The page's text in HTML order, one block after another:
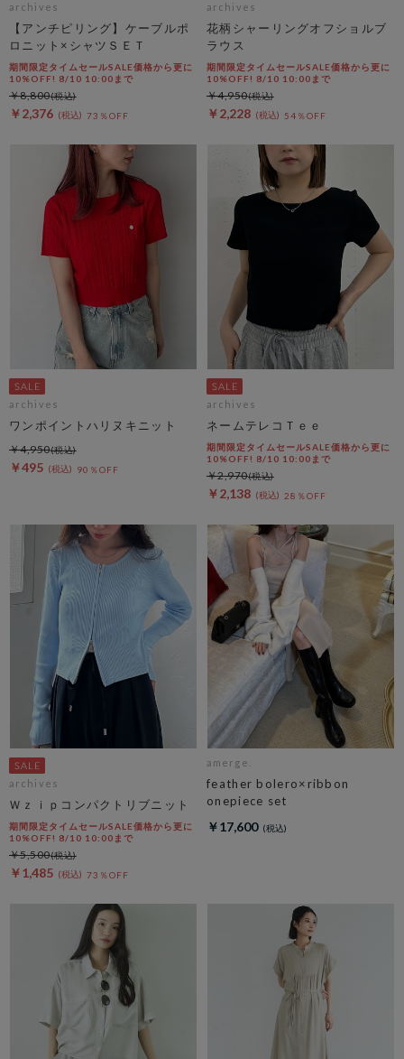
archives
【アンチピリング】ケーブルポ
ロニット×シャツＳＥＴ
期間限定タイムセールSALE価格から更に
10%OFF! 8/10 10:00まで
￥2,376 73％OFF
￥8,800
archives
花柄シャーリングオフショルブ
ラウス
期間限定タイムセールSALE価格から更に
10%OFF! 8/10 10:00まで
￥2,228 54％OFF
￥4,950
archives
ワンポイントハリヌキニット
￥495 90％OFF
￥4,950
archives
ネームテレコＴｅｅ
期間限定タイムセールSALE価格から更に
10%OFF! 8/10 10:00まで
￥2,138 28％OFF
￥2,970
archives
Ｗｚｉｐコンパクトリブニット
期間限定タイムセールSALE価格から更に
10%OFF! 8/10 10:00まで
￥1,485 73％OFF
￥5,500
amerge.
feather bolero×ribbon
onepiece set
￥17,600